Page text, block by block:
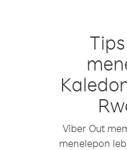
Viber Out
menelepon